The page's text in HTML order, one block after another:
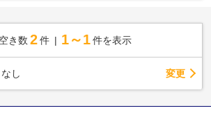
空き数 2 件 1～1 件を表示
なし 変更